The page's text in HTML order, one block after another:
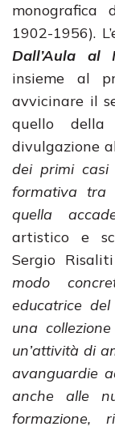
monografica
1902-1956).
Dall’Aula al
insieme al
avvicinare il
quello della
divulgazione
dei primi casi
formativa tra
quella
artistico e
Sergio
modo
educatrice
una
un’attività di
avanguardie
anche alle
formazione,